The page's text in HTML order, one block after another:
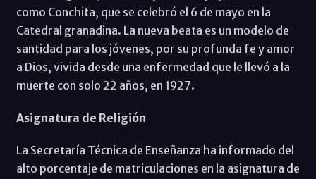
como Conchita, que se celebró el 6 de mayo en la
Catedral granadina. La nueva beata es un modelo de
santidad para los jóvenes, por su profunda fe y amor
a Dios, vivida desde una enfermedad que le llevó a la
muerte con solo 22 años, en 1927.
Asignatura de Religión
La Secretaría Técnica de Enseñanza ha informado del
alto porcentaje de matriculaciones en la asignatura de